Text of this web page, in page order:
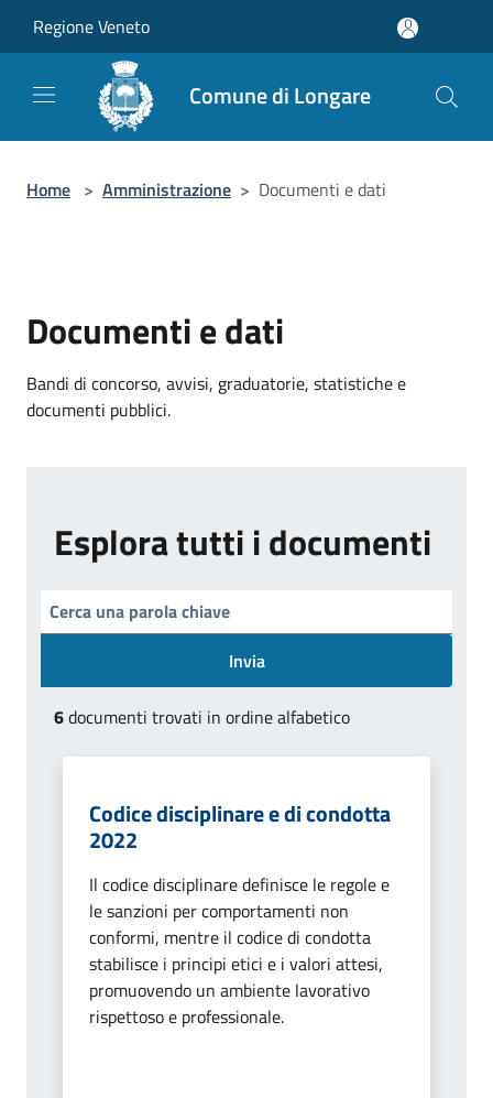
Regione Veneto
Comune di Longare
Home > Amministrazione > Documenti e dati
Documenti e dati
Bandi di concorso, avvisi, graduatorie, statistiche e
documenti pubblici.
Esplora tutti i documenti
Invia
6documenti trovati in ordine alfabetico
Codice disciplinare e di condotta
2022
Il codice disciplinare definisce le regole e
le sanzioni per comportamenti non
conformi, mentre il codice di condotta
stabilisce i principi etici e i valori attesi,
promuovendo un ambiente lavorativo
rispettoso e professionale.